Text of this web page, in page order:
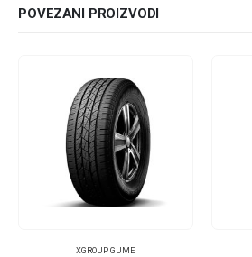
POVEZANI PROIZVODI
XGROUP GUME